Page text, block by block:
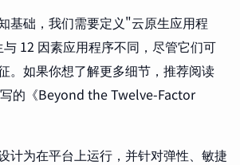
基础，我们需要定义"云原生应用程
12 因素应用程序不同，尽管它们可
。如果你想了解更多细节，推荐阅读
的《Beyond the Twelve-Factor
计为在平台上运行，并针对弹性、敏捷